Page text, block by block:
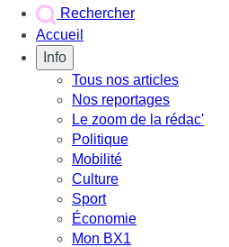
Rechercher
Accueil
Info
Tous nos articles
Nos reportages
Le zoom de la rédac'
Politique
Mobilité
Culture
Sport
Économie
Mon BX1